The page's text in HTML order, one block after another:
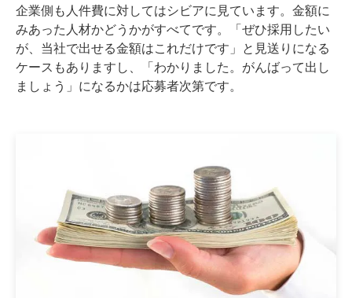
企業側も人件費に対してはシビアに見ています。金額に
みあった人材かどうかがすべてです。「ぜひ採用したい
が、当社で出せる金額はこれだけです」と見送りになる
ケースもありますし、「わかりました。がんばって出し
ましょう」になるかは応募者次第です。